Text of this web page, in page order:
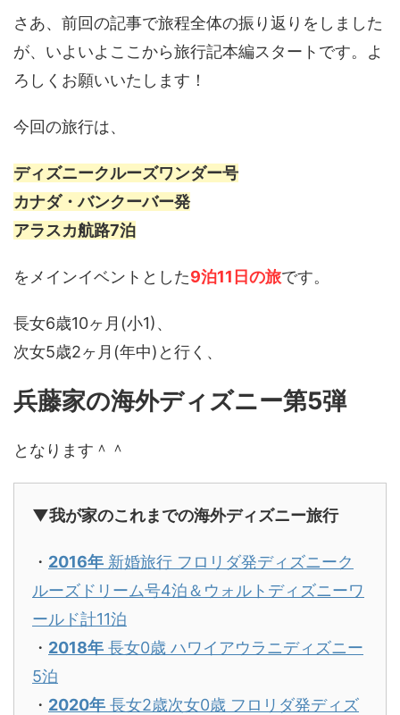
さあ、前回の記事で旅程全体の振り返りをしました
が、いよいよここから旅行記本編スタートです。よ
ろしくお願いいたします！
今回の旅行は、
ディズニークルーズワンダー号
カナダ・バンクーバー発
アラスカ航路7泊
をメインイベントとした9泊11日の旅です。
長女6歳10ヶ月(小1)、
次女5歳2ヶ月(年中)と行く、
兵藤家の海外ディズニー第5弾
となります＾＾
▼我が家のこれまでの海外ディズニー旅行
・ 2016年 新婚旅行 フロリダ発ディズニーク
ルーズドリーム号4泊＆ウォルトディズニーワ
ールド計11泊
・ 2018年 長女0歳 ハワイアウラニディズニー
5泊
・ 2020年 長女2歳次女0歳 フロリダ発ディズ